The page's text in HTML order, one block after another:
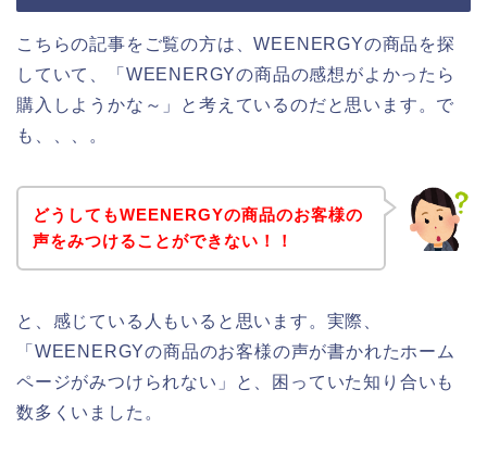
こちらの記事をご覧の方は、WEENERGYの商品を探
していて、「WEENERGYの商品の感想がよかったら
購入しようかな～」と考えているのだと思います。で
も、、、。
どうしてもWEENERGYの商品のお客様の
声をみつけることができない！！
と、感じている人もいると思います。実際、
「WEENERGYの商品のお客様の声が書かれたホーム
ページがみつけられない」と、困っていた知り合いも
数多くいました。